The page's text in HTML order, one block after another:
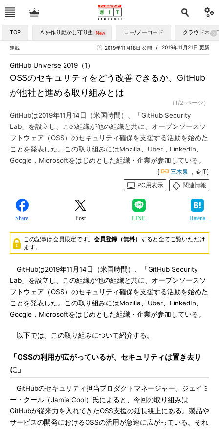
TOP AIを作り動かし守り生かす ロー/ノーコード クラウドネイ
連載 2019年11月21日 更新
2019年11月18日 公開
OSSのセキュリティをどう改善できるか、GitHub
が他社と進める取り組みとは
GitHub Universe 2019（1）
（1/2 ページ）
GitHubは2019年11月14日（米国時間）、「GitHub Security
Lab」を設立し、この組織が他の組織と共に、オープンソースソ
フトウェア（OSS）のセキュリティ確保を支援する活動を始めた
ことを発表した。この取り組みにはMozilla、Uber，LinkedIn、
Google，Microsoftをはじめとした組織・企業が参加している。
[ 三木泉 ，＠IT]
PC用表示
関連情報
Share Post LINE Hatena
この記事は会員限定です。 会員登録（無料） すると全てご覧いただけ
ます。
GitHubは2019年11月14日（米国時間）、「GitHub Security
Lab」を設立し、この組織が他の組織と共に、オープンソースソ
フトウェア（OSS）のセキュリティ確保を支援する活動を始めた
ことを発表した。この取り組みにはMozilla、Uber、LinkedIn、
Google，Microsoftをはじめとした組織・企業が参加している。
以下では、この取り組みについて紹介する。
「OSSの利用が広がっているが、セキュリティは置き去り
に」
GitHubのセキュリティ担当プロダクトマネージャー、ジェイミ
ー・クール（Jamie Cool）氏によると、今回の取り組みは
GitHubが従来力を入れてきたOSS支援の延長線上にある。製品や
サービスの開発におけるOSSの活用が急速に広がっている。それ